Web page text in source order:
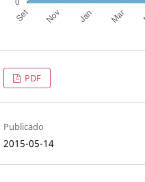
PDF
Publicado
2015-05-14